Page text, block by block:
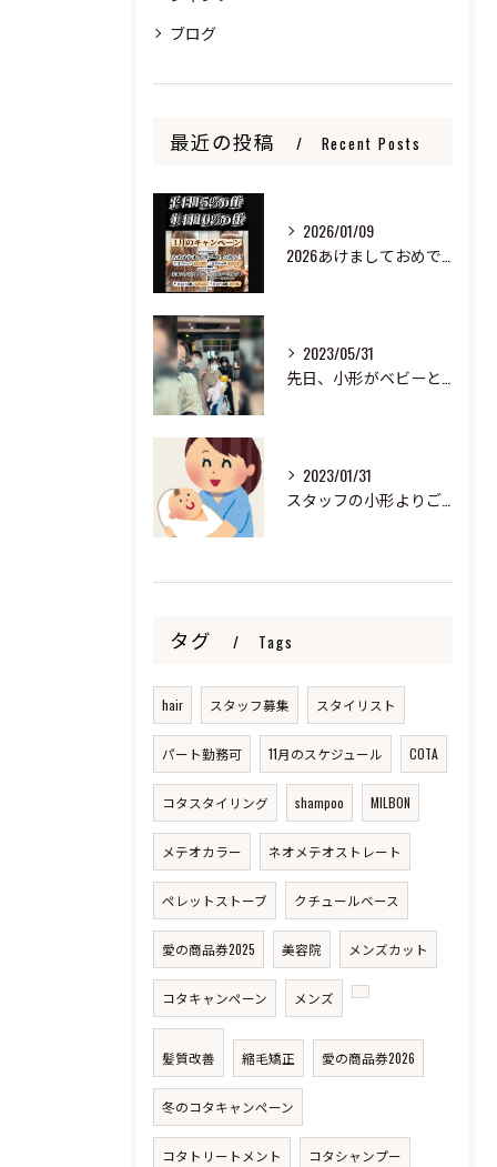
ブログ
最近の投稿 Recent Posts
2026/01/09
2026あけましておめでとうございます
2023/05/31
先日、小形がベビーと来ました！
2023/01/31
スタッフの小形よりご報告
タグ Tags
hair スタッフ募集 スタイリスト
パート勤務可 11月のスケジュール COTA
コタスタイリング shampoo MILBON
メテオカラー ネオメテオストレート
ペレットストーブ クチュールベース
愛の商品券2025 美容院 メンズカット
コタキャンペーン メンズ
髪質改善 縮毛矯正 愛の商品券2026
冬のコタキャンペーン
コタトリートメント コタシャンプー